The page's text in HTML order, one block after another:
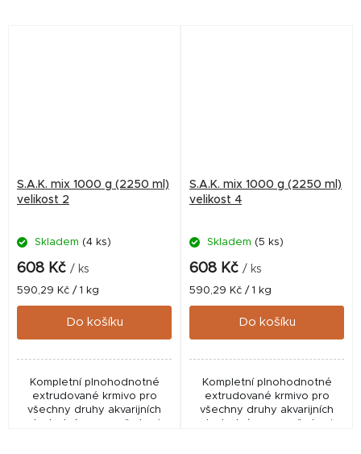
S.A.K. mix 1000 g (2250 ml)
velikost 2
Skladem (4 ks)
608 Kč / ks
Měrná
cena:
590,29 Kč / 1 kg
Do košíku
Kompletní plnohodnotné
extrudované krmivo pro
všechny druhy akvarijních
S.A.K. mix 1000 g (2250 ml)
velikost 4
Skladem (5 ks)
608 Kč / ks
Měrná
cena:
590,29 Kč / 1 kg
Do košíku
Kompletní plnohodnotné
extrudované krmivo pro
všechny druhy akvarijních